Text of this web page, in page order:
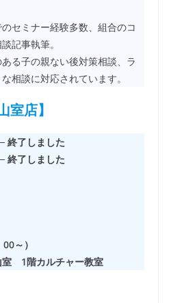
セミナー経験多数、組合のコ
記事執筆。
る子の親ない後対策相談、ラ
相談に対応されています。
室店】
終了しました
終了しました
～）
1階カルチャー教室